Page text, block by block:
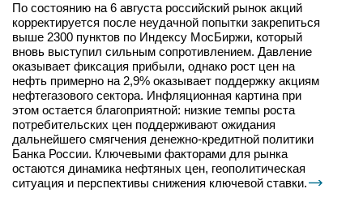
По состоянию на 6 августа российский рынок акций
корректируется после неудачной попытки закрепиться
выше 2300 пунктов по Индексу МосБиржи, который
вновь выступил сильным сопротивлением. Давление
оказывает фиксация прибыли, однако рост цен на
нефть примерно на 2,9% оказывает поддержку акциям
нефтегазового сектора. Инфляционная картина при
этом остается благоприятной: низкие темпы роста
потребительских цен поддерживают ожидания
дальнейшего смягчения денежно-кредитной политики
Банка России. Ключевыми факторами для рынка
остаются динамика нефтяных цен, геополитическая
ситуация и перспективы снижения ключевой ставки.